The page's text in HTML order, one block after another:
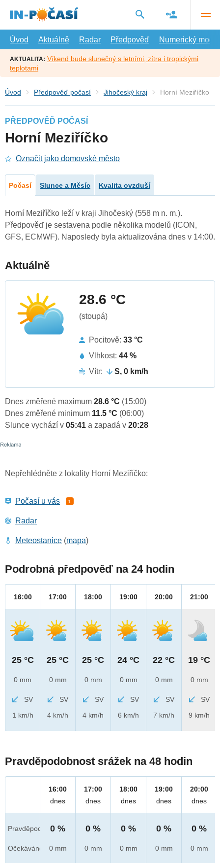
hlavní
Úvod
Aktuálně Radar Předpověď Numerický model
AKTUALITA: Víkend bude slunečný s letními, zítra i tropickými
teplotami
Úvod Předpověď počasí Jihočeský kraj Horní Meziříčko
PŘEDPOVĚĎ POČASÍ
Horní Meziříčko
Označit jako domovské město
Počasí Slunce a Měsíc Kvalita ovzduší
Horní Meziříčko leží v kraji Jihočeský (558 m n. m.).
Předpověď je sestavena podle několika modelů (ICON,
GFS, ECMWF). Naposledy byla aktualizována dnes v 14:00.
Aktuálně
28.6 °C
(stoupá)
Pocitově: 33 °C
Vlhkost: 44 %
Vítr:
S, 0 km/h
Dnes změřené maximum 28.6 °C (15:00)
Dnes změřené minimum 11.5 °C (06:00)
Slunce vychází v 05:41 a zapadá v 20:28
Nepřehlédněte z lokality Horní Meziříčko:
Počasí u vás 1
Radar
Meteostanice (mapa)
Podrobná předpověď na 24 hodin
16:00
25 °C
0 mm
SV
1 km/h
17:00
25 °C
0 mm
SV
4 km/h
18:00
25 °C
0 mm
SV
4 km/h
19:00
24 °C
0 mm
SV
6 km/h
20:00
22 °C
0 mm
SV
7 km/h
21:00
19 °C
0 mm
SV
9 km/h
Pravděpodobnost srážek na 48 hodin
Pravděpod.
Očekáváno
16:00
dnes
0 %
0 mm
17:00
dnes
0 %
0 mm
18:00
dnes
0 %
0 mm
19:00
dnes
0 %
0 mm
20:00
dnes
0 %
0 mm